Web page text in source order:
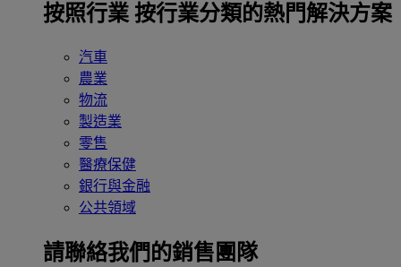
按照行業 按行業分類的熱門解決方案
汽車
農業
物流
製造業
零售
醫療保健
銀行與金融
公共領域
請聯絡我們的銷售團隊